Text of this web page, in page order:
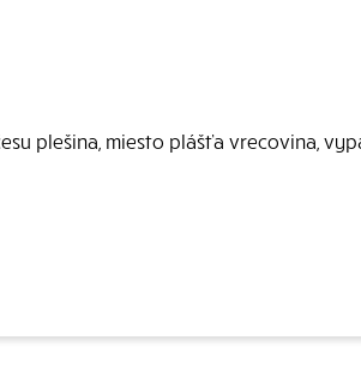
plešina, miesto plášťa vrecovina,